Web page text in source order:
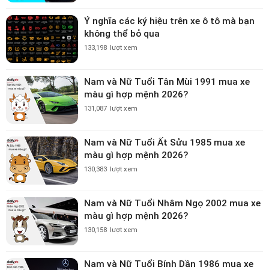
Ý nghĩa các ký hiệu trên xe ô tô mà bạn
không thể bỏ qua
133,198 lượt xem
Nam và Nữ Tuổi Tân Mùi 1991 mua xe
màu gì hợp mệnh 2026?
131,087 lượt xem
Nam và Nữ Tuổi Ất Sửu 1985 mua xe
màu gì hợp mệnh 2026?
130,383 lượt xem
Nam và Nữ Tuổi Nhâm Ngọ 2002 mua xe
màu gì hợp mệnh 2026?
130,158 lượt xem
Nam và Nữ Tuổi Bính Dần 1986 mua xe